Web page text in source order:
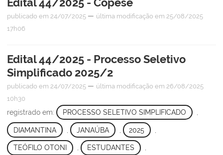
publicado em 24/07/2025 — última modificação em 25/08/2025
17h06
Edital 44/2025 - Processo Seletivo
Simplificado 2025/2
publicado em 24/07/2025 — última modificação em 26/08/2025
10h30
registrado em: PROCESSO SELETIVO SIMPLIFICADO
DIAMANTINA JANAÚBA 2025
TEÓFILO OTONI , ESTUDANTES ,